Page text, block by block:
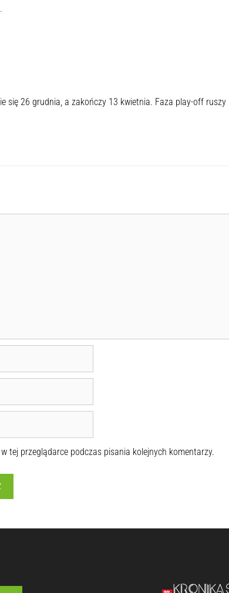
się 26 grudnia, a zakończy 13 kwietnia. Faza play-off
tej przeglądarce podczas pisania kolejnych komentarzy.